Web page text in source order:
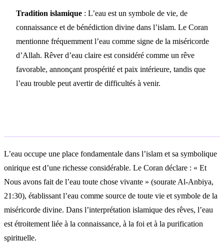
Tradition islamique : L’eau est un symbole de vie, de
connaissance et de bénédiction divine dans l’islam. Le Coran
mentionne fréquemment l’eau comme signe de la miséricorde
d’Allah. Rêver d’eau claire est considéré comme un rêve
favorable, annonçant prospérité et paix intérieure, tandis que
l’eau trouble peut avertir de difficultés à venir.
L’eau occupe une place fondamentale dans l’islam et sa symbolique
onirique est d’une richesse considérable. Le Coran déclare : « Et
Nous avons fait de l’eau toute chose vivante » (sourate Al-Anbiya,
21:30), établissant l’eau comme source de toute vie et symbole de la
miséricorde divine. Dans l’interprétation islamique des rêves, l’eau
est étroitement liée à la connaissance, à la foi et à la purification
spirituelle.